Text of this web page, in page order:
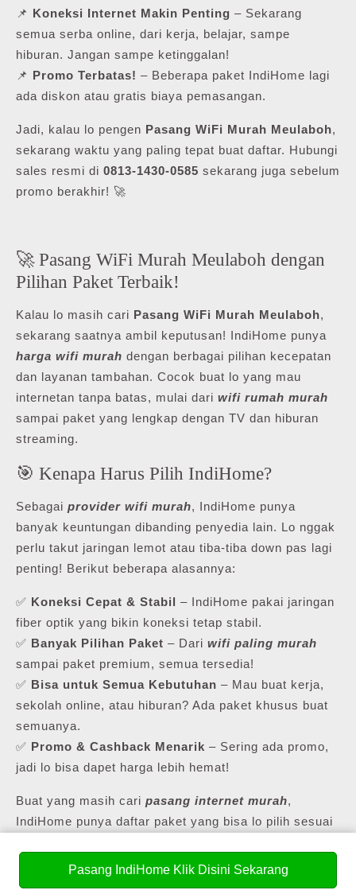
📌 Koneksi Internet Makin Penting – Sekarang
semua serba online, dari kerja, belajar, sampe
hiburan. Jangan sampe ketinggalan!
📌 Promo Terbatas! – Beberapa paket IndiHome lagi
ada diskon atau gratis biaya pemasangan.
Jadi, kalau lo pengen Pasang WiFi Murah Meulaboh,
sekarang waktu yang paling tepat buat daftar. Hubungi
sales resmi di 0813-1430-0585 sekarang juga sebelum
promo berakhir! 🚀
🚀 Pasang WiFi Murah Meulaboh dengan
Pilihan Paket Terbaik!
Kalau lo masih cari Pasang WiFi Murah Meulaboh,
sekarang saatnya ambil keputusan! IndiHome punya
harga wifi murah dengan berbagai pilihan kecepatan
dan layanan tambahan. Cocok buat lo yang mau
internetan tanpa batas, mulai dari wifi rumah murah
sampai paket yang lengkap dengan TV dan hiburan
streaming.
🎯 Kenapa Harus Pilih IndiHome?
Sebagai provider wifi murah, IndiHome punya
banyak keuntungan dibanding penyedia lain. Lo nggak
perlu takut jaringan lemot atau tiba-tiba down pas lagi
penting! Berikut beberapa alasannya:
✅ Koneksi Cepat & Stabil – IndiHome pakai jaringan
fiber optik yang bikin koneksi tetap stabil.
✅ Banyak Pilihan Paket – Dari wifi paling murah
sampai paket premium, semua tersedia!
✅ Bisa untuk Semua Kebutuhan – Mau buat kerja,
sekolah online, atau hiburan? Ada paket khusus buat
semuanya.
✅ Promo & Cashback Menarik – Sering ada promo,
jadi lo bisa dapet harga lebih hemat!
Buat yang masih cari pasang internet murah,
IndiHome punya daftar paket yang bisa lo pilih sesuai
Pasang IndiHome Klik Disini Sekarang